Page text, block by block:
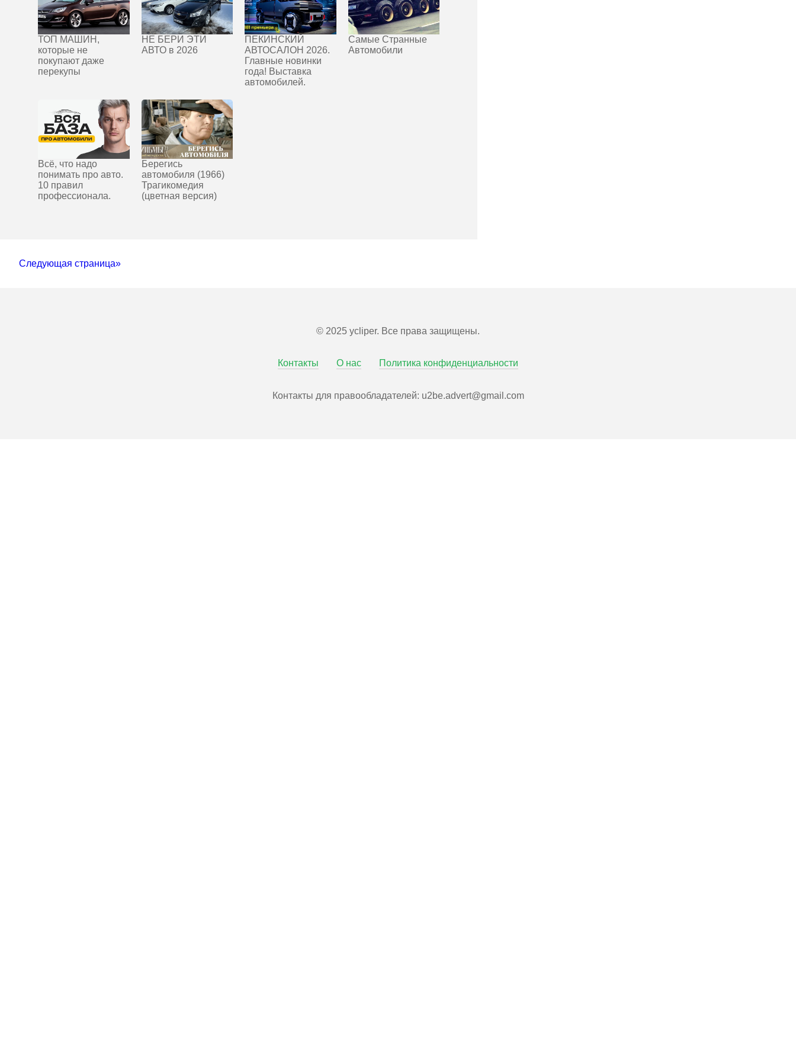
ТОП МАШИН,
которые не
покупают даже
перекупы
НЕ БЕРИ ЭТИ
АВТО в 2026
ПЕКИНСКИЙ
АВТОСАЛОН 2026.
Главные новинки
года! Выставка
автомобилей.
Самые Странные
Автомобили
Всё, что надо
понимать про авто.
10 правил
профессионала.
Берегись
автомобиля (1966)
Трагикомедия
(цветная версия)
Следующая страница»
© 2025 ycliper. Все права защищены.
Контакты О нас Политика конфиденциальности
Контакты для правообладателей: u2be.advert@gmail.com